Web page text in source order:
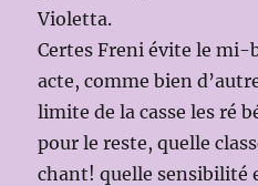
Violetta.
Certes Freni évite le
acte, comme bien
limite de la casse les ré
pour le reste, quelle
chant! quelle sensibilité